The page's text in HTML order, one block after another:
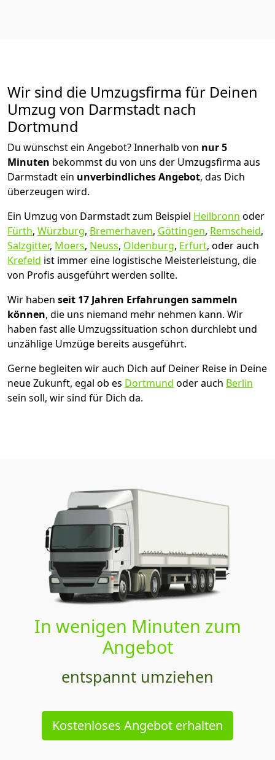
Wir sind die Umzugsfirma für Deinen
Umzug von Darmstadt nach
Dortmund
Du wünschst ein Angebot? Innerhalb von nur 5
Minuten bekommst du von uns der Umzugsfirma aus
Darmstadt ein unverbindliches Angebot, das Dich
überzeugen wird.
Ein Umzug von Darmstadt zum Beispiel Heilbronn oder
Fürth, Würzburg, Bremer­haven, Göttingen, Remscheid,
Salzgitter, Moers, Neuss, Oldenburg, Erfurt, oder auch
Krefeld ist immer eine logistische Meisterleistung, die
von Profis ausgeführt werden sollte.
Wir haben seit 17 Jahren Erfahrungen sammeln
können, die uns niemand mehr nehmen kann. Wir
haben fast alle Umzugssituation schon durchlebt und
unzählige Umzüge bereits ausgeführt.
Gerne begleiten wir auch Dich auf Deiner Reise in Deine
neue Zukunft, egal ob es Dortmund oder auch Berlin
sein soll, wir sind für Dich da.
In wenigen Minuten zum
Angebot
entspannt umziehen
Kostenloses Angebot erhalten